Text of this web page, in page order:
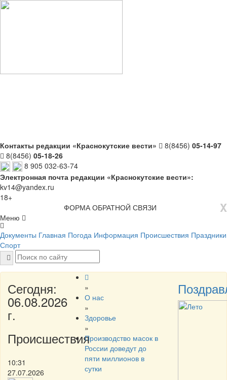
Контакты редакции «Краснокутские вести» 8(8456) 05-14-97
8(8456) 05-18-26
8 905 032-63-74
Электронная почта редакции «Краснокутские вести»:
kv14@yandex.ru
18+
X
ФОРМА ОБРАТНОЙ СВЯЗИ
Меню
Документы Главная Погода Информация Происшествия Праздники
Спорт
Сегодня:
06.08.2026
г.
Происшествия
10:31
27.07.2026
»
О нас
»
Здоровье
»
Производство масок в
России доведут до
пяти миллионов в
сутки